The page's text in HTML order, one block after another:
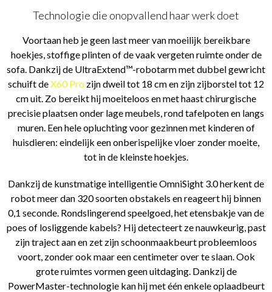
Technologie die onopvallend haar werk doet
Voortaan heb je geen last meer van moeilijk bereikbare
hoekjes, stoffige plinten of de vaak vergeten ruimte onder de
sofa. Dankzij de UltraExtend™-robotarm met dubbel gewricht
schuift deX60 Pro zijn dweil tot 18 cm en zijn zijborstel tot 12
cm uit. Zo bereikt hij moeiteloos en met haast chirurgische
precisie plaatsen onder lage meubels, rond tafelpoten en langs
muren. Een hele opluchting voor gezinnen met kinderen of
huisdieren: eindelijk een onberispelijke vloer zonder moeite,
tot in de kleinste hoekjes.
Dankzij de kunstmatige intelligentie OmniSight 3.0 herkent de
robot meer dan 320 soorten obstakels en reageert hij binnen
0,1 seconde. Rondslingerend speelgoed, het etensbakje van de
poes of losliggende kabels? Hij detecteert ze nauwkeurig, past
zijn traject aan en zet zijn schoonmaakbeurt probleemloos
voort, zonder ook maar een centimeter over te slaan. Ook
grote ruimtes vormen geen uitdaging. Dankzij de
PowerMaster-technologie kan hij met één enkele oplaadbeurt